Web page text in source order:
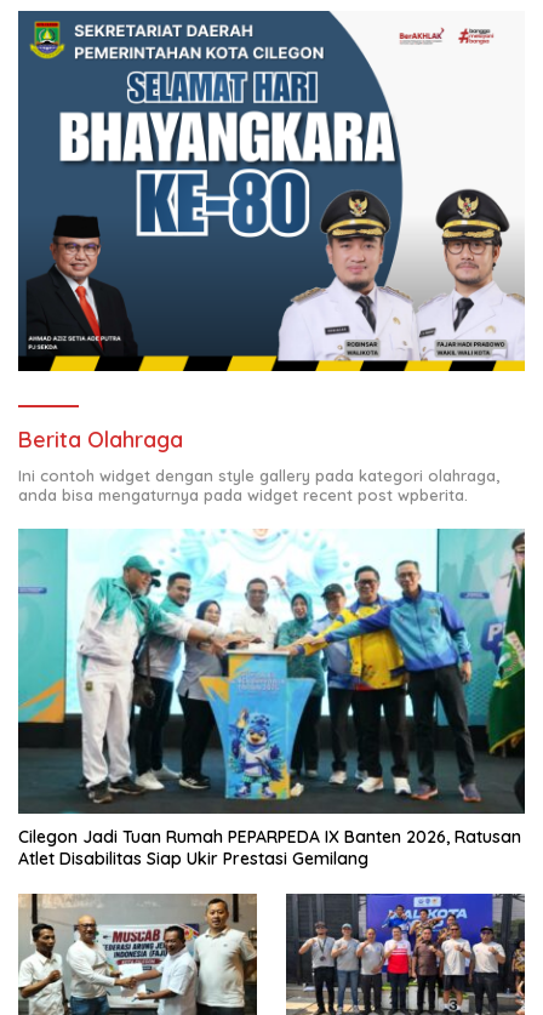
Berita Olahraga
Ini contoh widget dengan style gallery pada kategori olahraga,
anda bisa mengaturnya pada widget recent post wpberita.
Cilegon Jadi Tuan Rumah PEPARPEDA IX Banten 2026, Ratusan
Atlet Disabilitas Siap Ukir Prestasi Gemilang